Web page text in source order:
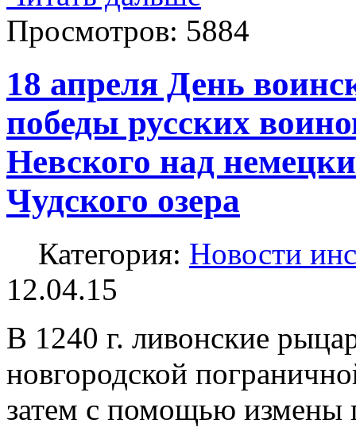
Просмотров: 5884
18 апреля День
победы русских
Невского над
Чудского озера
Категория: Новости
12.04.15
В 1240 г. ливонские
новгородской
затем с помощью измены